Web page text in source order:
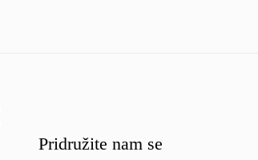
Pridružite nam se